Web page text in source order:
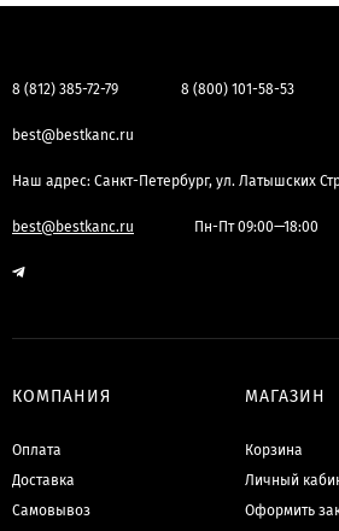
8 (812) 385-72-79 8 (800) 101-58-53
best@bestkanc.ru
Наш адрес: Санкт-Петербург, ул. Латышских
best@bestkanc.ru Пн-Пт 09:00—18:00
КОМПАНИЯ
Оплата
Доставка
Самовывоз
МАГАЗИН
Корзина
Личный
Оформить